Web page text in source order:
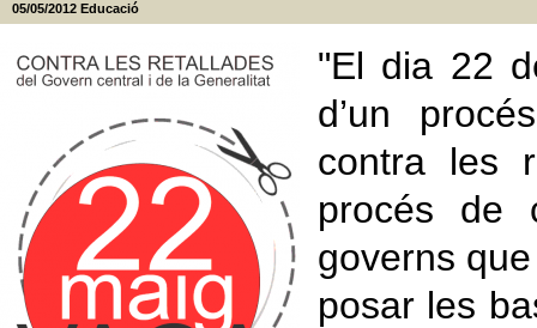
05/05/2012 Educació
"El dia 22
d’un
contra les
procés de
governs
posar les